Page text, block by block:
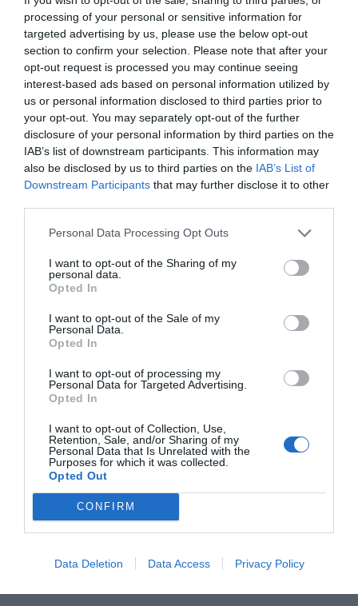
processing of your personal or sensitive information for
targeted advertising by us, please use the below opt-out
section to confirm your selection. Please note that after your
opt-out request is processed you may continue seeing
interest-based ads based on personal information utilized by
us or personal information disclosed to third parties prior to
your opt-out. You may separately opt-out of the further
disclosure of your personal information by third parties on the
IAB’s list of downstream participants. This information may
also be disclosed by us to third parties on the IAB’s List of
Downstream Participants that may further disclose it to other
Personal Data Processing Opt Outs
I want to opt-out of the Sharing of my
personal data.
Opted In
I want to opt-out of the Sale of my
Personal Data.
Opted In
I want to opt-out of processing my
Personal Data for Targeted Advertising.
Opted In
I want to opt-out of Collection, Use,
Retention, Sale, and/or Sharing of my
Personal Data that Is Unrelated with the
Purposes for which it was collected.
Opted Out
CONFIRM
Data Deletion Data Access Privacy Policy
För att följa Fixasjalv på Instagram: klicka här
Facebook Pinterest Twitter
E-post